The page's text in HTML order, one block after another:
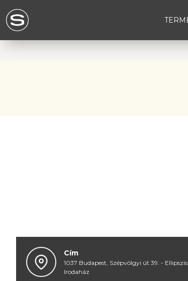
Cím
1037 Budapest, Szépvölgyi út 39. - Ellipszis
Irodaház